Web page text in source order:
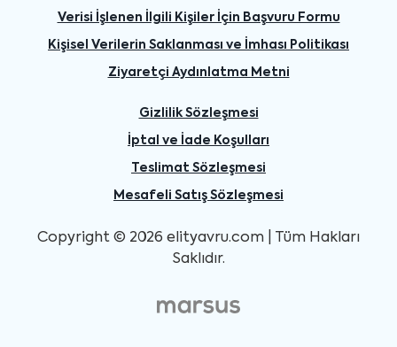
Verisi İşlenen İlgili Kişiler İçin Başvuru Formu
Kişisel Verilerin Saklanması ve İmhası Politikası
Ziyaretçi Aydınlatma Metni
Gizlilik Sözleşmesi
İptal ve İade Koşulları
Teslimat Sözleşmesi
Mesafeli Satış Sözleşmesi
Copyright © 2026 elityavru.com | Tüm Hakları
Saklıdır.